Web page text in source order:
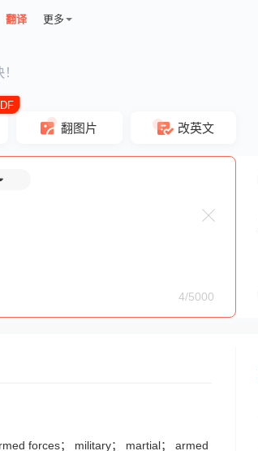
翻译 更多
翻图片 改英文
4/5000
forces； military； martial； armed